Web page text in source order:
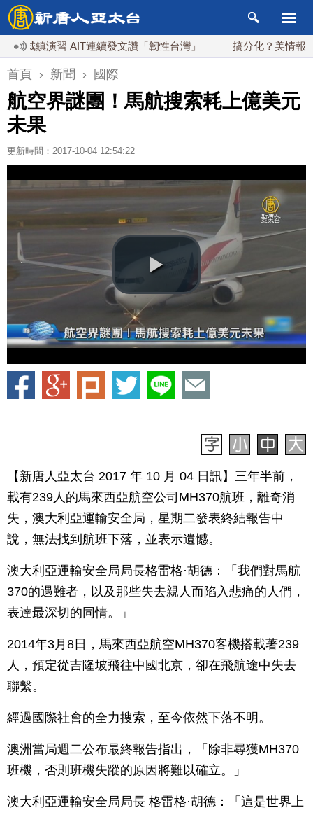
鎮演習 AIT連續發文讚「韌性台灣」 搞分化？美情報：普
首頁 › 新聞 › 國際
航空界謎團！馬航搜索耗上億美元
未果
更新時間：2017-10-04 12:54:22
【新唐人亞太台 2017 年 10 月 04 日訊】三年半前，
載有239人的馬來西亞航空公司MH370航班，離奇消
失，澳大利亞運輸安全局，星期二發表終結報告中
說，無法找到航班下落，並表示遺憾。
澳大利亞運輸安全局局長格雷格·胡德：「我們對馬航
370的遇難者，以及那些失去親人而陷入悲痛的人們，
表達最深切的同情。」
2014年3月8日，馬來西亞航空MH370客機搭載著239
人，預定從吉隆坡飛往中國北京，卻在飛航途中失去
聯繫。
經過國際社會的全力搜索，至今依然下落不明。
澳洲當局週二公布最終報告指出，「除非尋獲MH370
班機，否則班機失蹤的原因將難以確立。」
澳大利亞運輸安全局局長 格雷格·胡德：「這是世界上